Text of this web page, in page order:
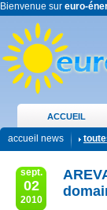
Bienvenue sur euro-
ACCUEIL
accueil news
sept.
02
2010